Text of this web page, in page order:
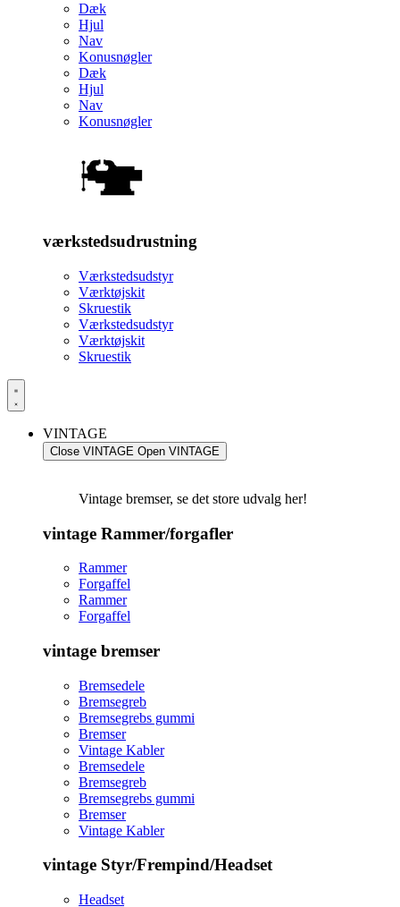
Dæk
Hjul
Nav
Konusnøgler
Dæk
Hjul
Nav
Konusnøgler
værkstedsudrustning
Værkstedsudstyr
Værktøjskit
Skruestik
Værkstedsudstyr
Værktøjskit
Skruestik
VINTAGE
Close VINTAGE Open VINTAGE
Vintage bremser, se det store udvalg her!
vintage Rammer/forgafler
Rammer
Forgaffel
Rammer
Forgaffel
vintage bremser
Bremsedele
Bremsegreb
Bremsegrebs gummi
Bremser
Vintage Kabler
Bremsedele
Bremsegreb
Bremsegrebs gummi
Bremser
Vintage Kabler
vintage Styr/Frempind/Headset
Headset